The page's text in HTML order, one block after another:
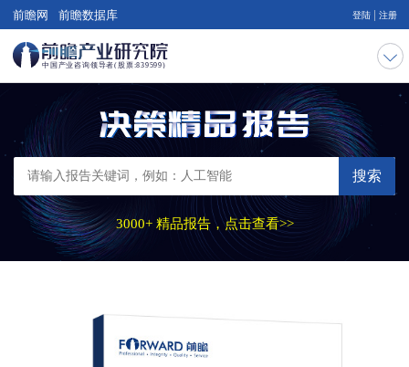
前瞻网 前瞻数据库 登陆 注册
搜索
3000+ 精品报告，点击查看>>